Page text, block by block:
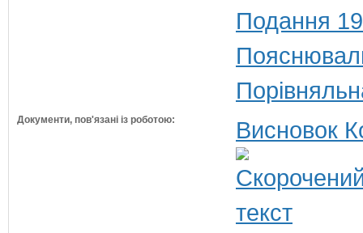
Подання
Документи, пов'язані із роботою: Висновок